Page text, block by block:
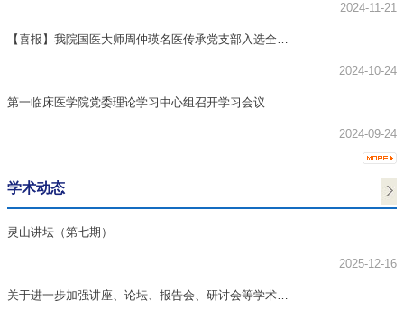
2024-11-21
【喜报】我院国医大师周仲瑛名医传承党支部入选全国
2024-10-24
第一临床医学院党委理论学习中心组召开学习会议
2024-09-24
学术动态
灵山讲坛（第七期）
2025-12-16
关于进一步加强讲座、论坛、报告会、研讨会等学术活